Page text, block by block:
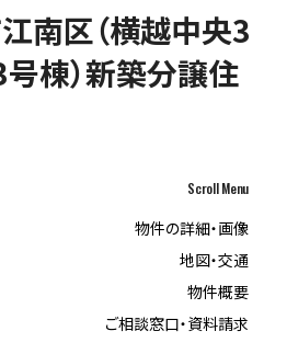
南区（横越中央3
号棟）新築分譲住
Scroll Menu
物件の詳細・画像
地図・交通
物件概要
ご相談窓口・資料請求